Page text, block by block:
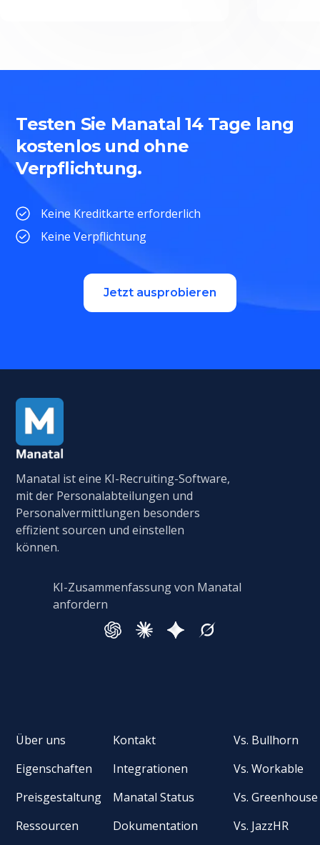
Testen Sie Manatal 14 Tage lang
kostenlos und ohne
Verpflichtung.
Keine Kreditkarte erforderlich
Keine Verpflichtung
Jetzt ausprobieren
Manatal ist eine KI-Recruiting-Software,
mit der Personalabteilungen und
Personalvermittlungen besonders
effizient sourcen und einstellen
können.
KI-Zusammenfassung von Manatal
anfordern
Über uns
Eigenschaften
Preisgestaltung
Ressourcen
Kontakt
Integrationen
Manatal Status
Dokumentation
Vs. Bullhorn
Vs. Workable
Vs. Greenhouse
Vs. JazzHR